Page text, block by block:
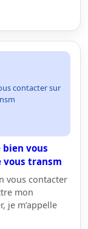
contacter sur
bien vous
vous transm
vous contacter
mon
je m’appelle